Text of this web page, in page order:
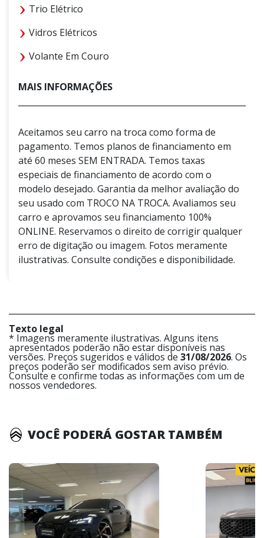
Trio Elétrico
Vidros Elétricos
Volante Em Couro
MAIS INFORMAÇÕES
Aceitamos seu carro na troca como forma de
pagamento. Temos planos de financiamento em
até 60 meses SEM ENTRADA. Temos taxas
especiais de financiamento de acordo com o
modelo desejado. Garantia da melhor avaliação do
seu usado com TROCO NA TROCA. Avaliamos seu
carro e aprovamos seu financiamento 100%
ONLINE. Reservamos o direito de corrigir qualquer
erro de digitação ou imagem. Fotos meramente
ilustrativas. Consulte condições e disponibilidade.
Texto legal
* Imagens meramente ilustrativas. Alguns itens
apresentados poderão não estar disponíveis nas
versões. Preços sugeridos e válidos de 31/08/2026. Os
preços poderão ser modificados sem aviso prévio.
Consulte e confirme todas as informações com um de
nossos vendedores.
VOCÊ PODERÁ GOSTAR TAMBÉM